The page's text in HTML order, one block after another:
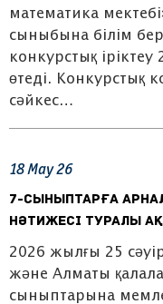
математика
сыныбына білім
конкурстық
өтеді. Конкурстық
сәйкес…
18May26
7-сыныптарға
нәтижесі туралы
2026 жылғы 25
және Алматы
сыныптарына